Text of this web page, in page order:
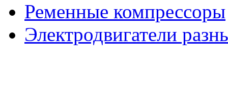
Ременные компрессоры
Электродвигатели